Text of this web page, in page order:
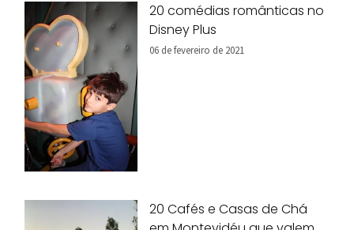
20 comédias românticas no
Disney Plus
06 de fevereiro de 2021
20 Cafés e Casas de Chá